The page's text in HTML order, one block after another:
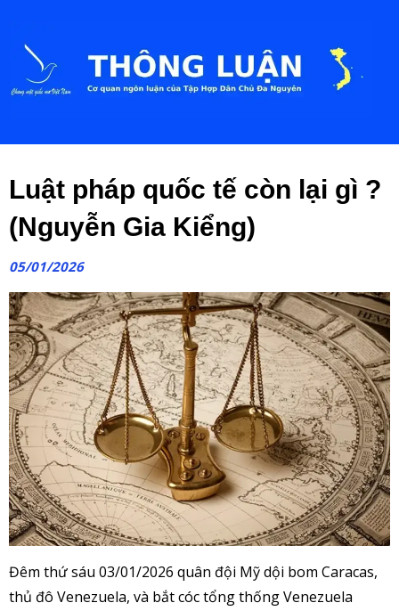
Luật pháp quốc tế còn lại gì ?
(Nguyễn Gia Kiểng)
05/01/2026
Đêm thứ sáu 03/01/2026 quân đội Mỹ dội bom Caracas,
thủ đô Venezuela, và bắt cóc tổng thống Venezuela